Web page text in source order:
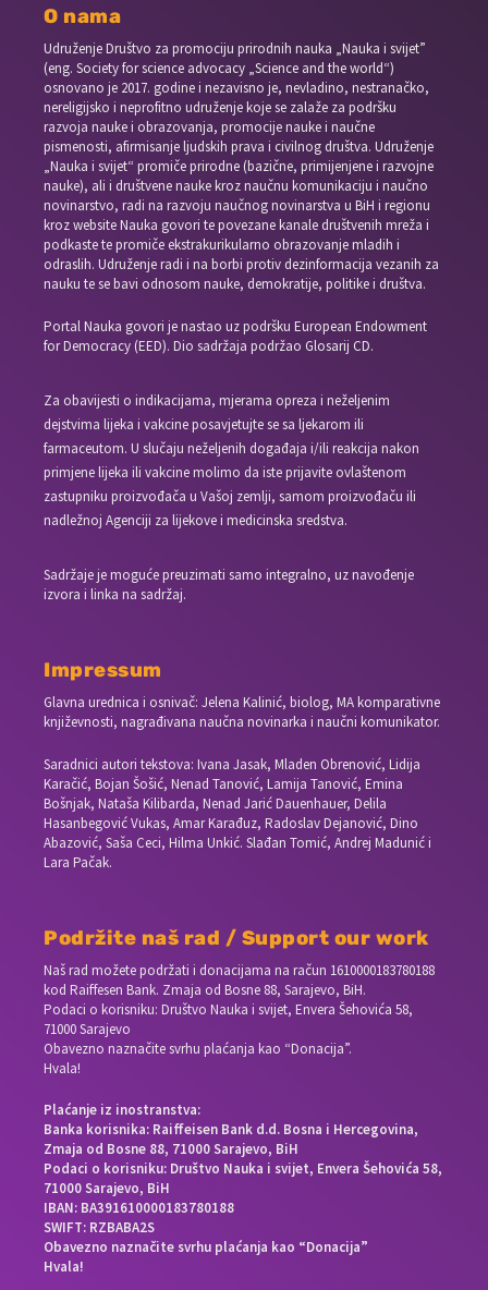
O nama
Udruženje Društvo za promociju prirodnih nauka „Nauka i svijet”
(eng. Society for science advocacy „Science and the world“)
osnovano je 2017. godine i nezavisno je, nevladino, nestranačko,
nereligijsko i neprofitno udruženje koje se zalaže za podršku
razvoja nauke i obrazovanja, promocije nauke i naučne
pismenosti, afirmisanje ljudskih prava i civilnog društva. Udruženje
„Nauka i svijet“ promiče prirodne (bazične, primijenjene i razvojne
nauke), ali i društvene nauke kroz naučnu komunikaciju i naučno
novinarstvo, radi na razvoju naučnog novinarstva u BiH i regionu
kroz website Nauka govori te povezane kanale društvenih mreža i
podkaste te promiče ekstrakurikularno obrazovanje mladih i
odraslih. Udruženje radi i na borbi protiv dezinformacija vezanih za
nauku te se bavi odnosom nauke, demokratije, politike i društva.
Portal Nauka govori je nastao uz podršku European Endowment
for Democracy (EED). Dio sadržaja podržao Glosarij CD.
Za obavijesti o indikacijama, mjerama opreza i neželjenim
dejstvima lijeka i vakcine posavjetujte se sa ljekarom ili
farmaceutom. U slučaju neželjenih događaja i/ili reakcija nakon
primjene lijeka ili vakcine molimo da iste prijavite ovlaštenom
zastupniku proizvođača u Vašoj zemlji, samom proizvođaču ili
nadležnoj Agenciji za lijekove i medicinska sredstva.
Sadržaje je moguće preuzimati samo integralno, uz navođenje
izvora i linka na sadržaj.
Impressum
Glavna urednica i osnivač: Jelena Kalinić, biolog, MA komparativne
književnosti, nagrađivana naučna novinarka i naučni komunikator.
Saradnici autori tekstova: Ivana Jasak, Mladen Obrenović, Lidija
Karačić, Bojan Šošić, Nenad Tanović, Lamija Tanović, Emina
Bošnjak, Nataša Kilibarda, Nenad Jarić Dauenhauer, Delila
Hasanbegović Vukas, Amar Karađuz, Radoslav Dejanović, Dino
Abazović, Saša Ceci, Hilma Unkić. Slađan Tomić, Andrej Madunić i
Lara Pačak.
Podržite naš rad / Support our work
Naš rad možete podržati i donacijama na račun 1610000183780188
kod Raiffesen Bank. Zmaja od Bosne 88, Sarajevo, BiH.
Podaci o korisniku: Društvo Nauka i svijet, Envera Šehovića 58,
71000 Sarajevo
Obavezno naznačite svrhu plaćanja kao “Donacija”.
Hvala!
Plaćanje iz inostranstva:
Banka korisnika: Raiffeisen Bank d.d. Bosna i Hercegovina,
Zmaja od Bosne 88, 71000 Sarajevo, BiH
Podaci o korisniku: Društvo Nauka i svijet, Envera Šehovića 58,
71000 Sarajevo, BiH
IBAN: BA391610000183780188
SWIFT: RZBABA2S
Obavezno naznačite svrhu plaćanja kao “Donacija”
Hvala!